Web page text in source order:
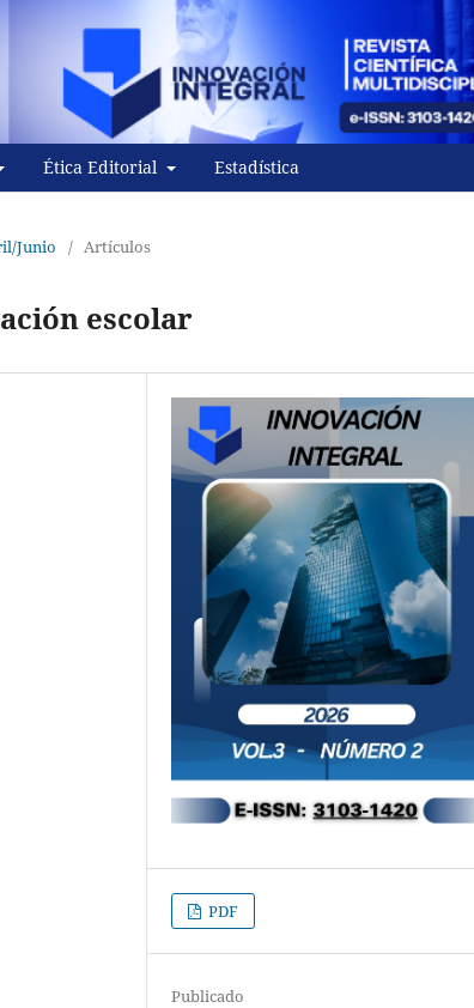
Ética Editorial Estadística
Junio / Artículos
escolar
PDF
Publicado